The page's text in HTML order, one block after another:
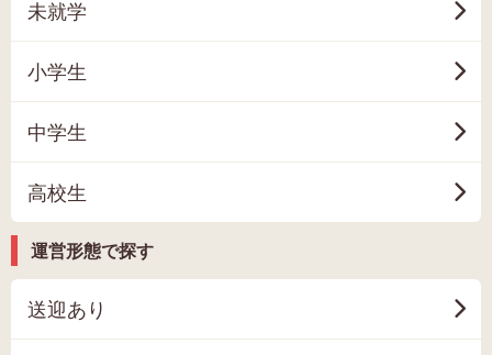
未就学
小学生
中学生
高校生
運営形態で探す
送迎あり